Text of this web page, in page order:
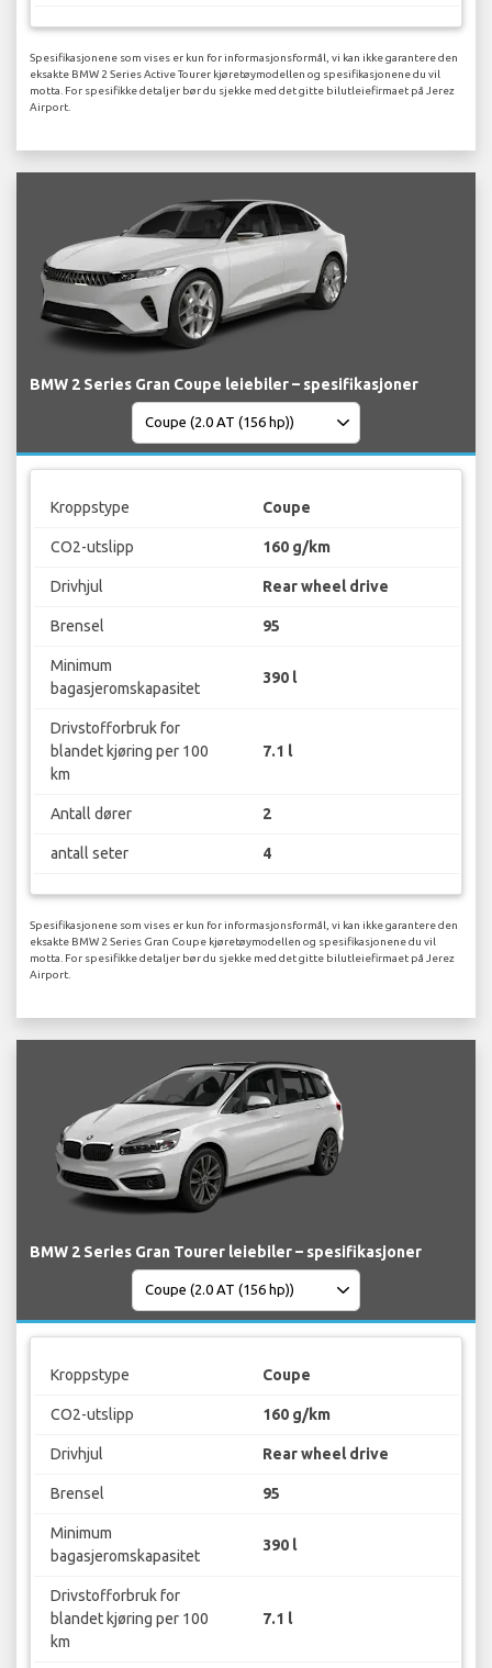
Spesifikasjonene som vises er kun for informasjonsformål, vi kan ikke garantere den
eksakte BMW 2 Series Active Tourer kjøretøymodellen og spesifikasjonene du vil
motta. For spesifikke detaljer bør du sjekke med det gitte bilutleiefirmaet på Jerez
Airport.
BMW 2 Series Gran Coupe leiebiler – spesifikasjoner
Kroppstype Coupe
CO2-utslipp 160 g/km
Drivhjul Rear wheel drive
Brensel 95
Minimum
bagasjeromskapasitet
390 l
Drivstofforbruk for
blandet kjøring per 100
km
7.1 l
Antall dører 2
antall seter 4
Spesifikasjonene som vises er kun for informasjonsformål, vi kan ikke garantere den
eksakte BMW 2 Series Gran Coupe kjøretøymodellen og spesifikasjonene du vil
motta. For spesifikke detaljer bør du sjekke med det gitte bilutleiefirmaet på Jerez
Airport.
BMW 2 Series Gran Tourer leiebiler – spesifikasjoner
Kroppstype Coupe
CO2-utslipp 160 g/km
Drivhjul Rear wheel drive
Brensel 95
Minimum
bagasjeromskapasitet
390 l
Drivstofforbruk for
blandet kjøring per 100
km
7.1 l